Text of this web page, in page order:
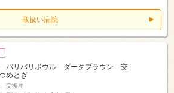
取扱い病院
バリバリボウル ダークブラウン 交
めとぎ
交換用